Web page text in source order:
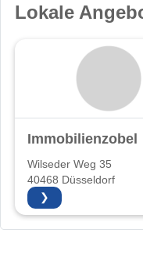
Lokale
Immobilienzobel
Wilseder Weg 35
40468 Düsseldorf
❯